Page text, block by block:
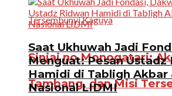
Sinjai no Monogatari:
Tambang, dan Misi
Saat Ukhuwah Jadi
Menguat: Pesan Ustadz
Hamidi di Tabligh Akbar
Nasional LIDMI